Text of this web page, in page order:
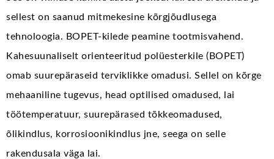
sellest on saanud mitmekesine kõrgjõudlusega
tehnoloogia. BOPET-kilede peamine tootmisvahend.
Kahesuunaliselt orienteeritud polüesterkile (BOPET)
omab suurepäraseid terviklikke omadusi. Sellel on kõrge
mehaaniline tugevus, head optilised omadused, lai
töötemperatuur, suurepärased tõkkeomadused,
õlikindlus, korrosioonikindlus jne, seega on selle
rakendusala väga lai.